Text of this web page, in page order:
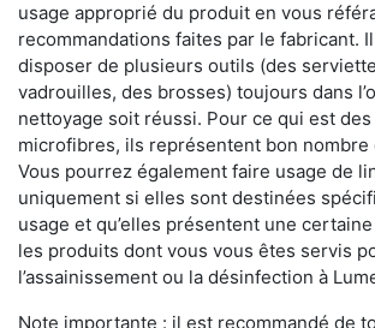
usage approprié du produit en vous
recommandations faites par le fabricant.
disposer de plusieurs outils (des
vadrouilles, des brosses) toujours dans
nettoyage soit réussi. Pour ce qui est
microfibres, ils représentent bon nombre
Vous pourrez également faire usage de
uniquement si elles sont destinées
usage et qu’elles présentent une
les produits dont vous vous êtes servis
l’assainissement ou la désinfection à
Note importante : il est recommandé de